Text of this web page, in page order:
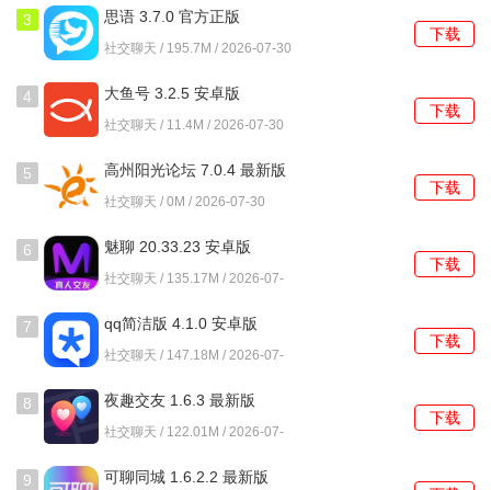
由的社交体验，让交友变得更加轻松。
3、提供丰富的社交玩法，用户不仅可以聊天，还可以通过多
种趣味活动来增进彼此的了解，打破初次见面的尴尬。
4、平台上有专业的性知识分享，帮助用户提高性知识水平，
倡导健康的性观念，促进健康的情感交流。
1、打开盘丝洞app，进入主界面，首先会看到丰富的社交选
项，选择自己感兴趣的模块。
2、在首页中找到连接神器，打开蓝牙，轻松连接，享受多种
趣味玩法。
3、点击弹情模块，分享自己的情感故事，或者查看他人分享
的内容，参与互动。
3 思语 3.7.0 官方正版
社交聊天 / 195.7M / 2026-07-30
下载
4 大鱼号 3.2.5 安卓版
社交聊天 / 11.4M / 2026-07-30
下载
5 高州阳光论坛 7.0.4 最新版
社交聊天 / 0M / 2026-07-30
下载
6 魅聊 20.33.23 安卓版
社交聊天 / 135.17M / 2026-07-
下载
7 qq简洁版 4.1.0 安卓版
社交聊天 / 147.18M / 2026-07-
下载
8 夜趣交友 1.6.3 最新版
社交聊天 / 122.01M / 2026-07-
下载
9
可聊同城 1.6.2.2 最新版